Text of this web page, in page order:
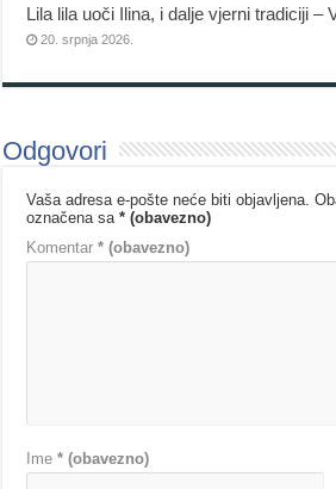
Lila lila uoči Ilina, i dalje vjerni tradiciji –
20. srpnja 2026.
Odgovori
Vaša adresa e-pošte neće biti objavljena.
označena sa* (obavezno)
Komentar* (obavezno)
Ime* (obavezno)